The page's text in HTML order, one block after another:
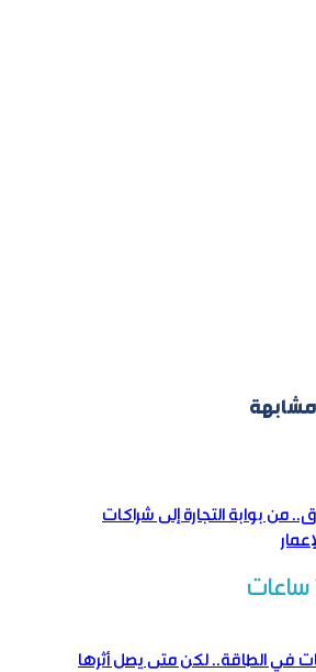
من بوابة التجارة إلى شراكات
في الطاقة.. لكن متى يصل أثرها